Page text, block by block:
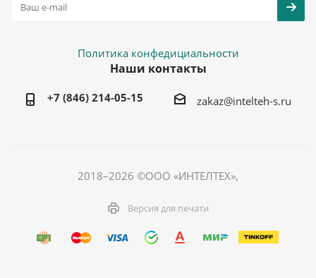
Политика конфедициальности
Наши контакты
+7 (846) 214-05-15 zakaz@intelteh-s.ru
2018–2026 ©ООО «ИНТЕЛТЕХ»,
Версия для печати